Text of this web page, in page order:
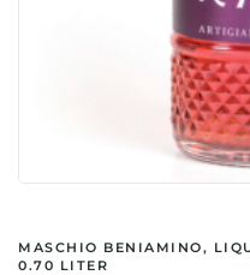
MASCHIO BENIAMINO,
0.70 LITER